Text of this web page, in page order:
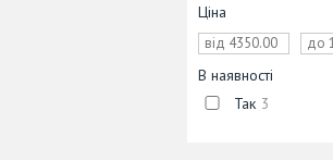
Ціна
В наявності
Так 3